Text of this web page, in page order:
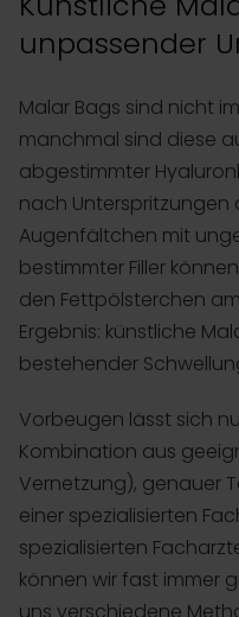
unpassender
Malar Bags sind nicht
manchmal sind diese
abgestimmter
nach Unterspritzungen
Augenfältchen mit
bestimmter Filler
den Fettpölsterchen
Ergebnis: künstliche
bestehender
Vorbeugen lässt sich
Kombination aus
Vernetzung), genauer
einer spezialisierten
spezialisierten
können wir fast immer